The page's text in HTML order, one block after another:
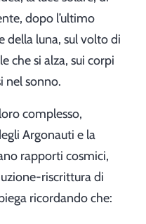
dopo l’ultimo
della luna, sul volto di
che si alza, sui corpi
nel sonno.
complesso,
Argonauti e la
rapporti cosmici,
riscrittura di
ricordando che: